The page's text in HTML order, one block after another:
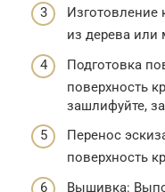
Изготовление
из дерева или
Подготовка
поверхность
зашлифуйте,
Перенос
поверхность
Вышивка: